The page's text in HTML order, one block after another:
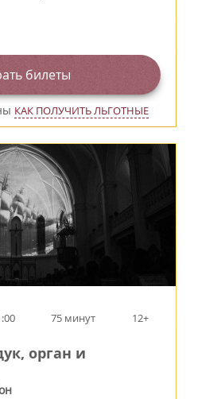
билеты
КАК ПОЛУЧИТЬ ЛЬГОТНЫЕ
75 минут 12+
орган и